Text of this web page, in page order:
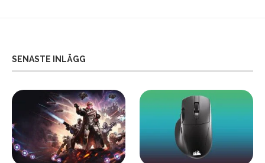
SENASTE INLÄGG